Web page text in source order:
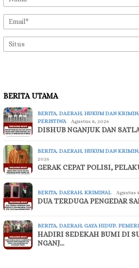
BERITA UTAMA
BERITA, DAERAH, HUKUM DAN
PERISTIWA
Agustus 8, 2026
DISHUB NGANJUK DAN
BERITA, DAERAH, HUKUM DAN
2026
GERAK CEPAT POLISI,
BERITA, DAERAH, KRIMINAL Agustus
DUA TERDUGA PENGEDAR
BERITA, DAERAH, GAYA HIDUP,
HADIRI SEDEKAH BUMI DI
NGANJ…